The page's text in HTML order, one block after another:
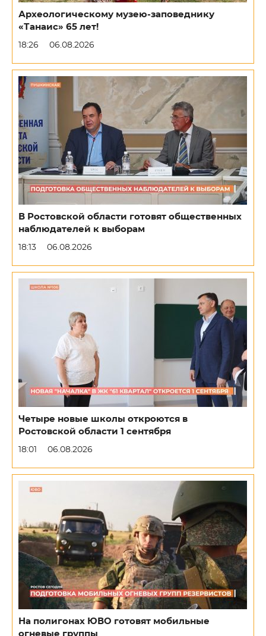
Археологическому музею-заповеднику
«Танаис» 65 лет!
18:26 06.08.2026
В Ростовской области готовят общественных
наблюдателей к выборам
18:13 06.08.2026
Четыре новые школы откроются в
Ростовской области 1 сентября
18:01 06.08.2026
На полигонах ЮВО готовят мобильные
огневые группы